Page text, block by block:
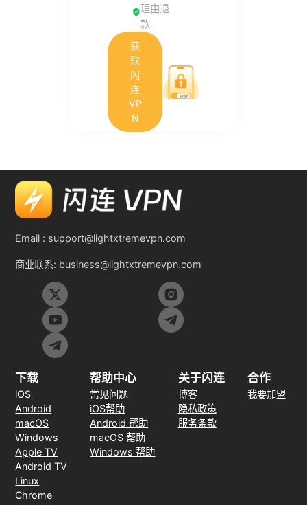
理由退
款
获
取
闪
连
VP
N
Email : support@lightxtremevpn.com
商业联系: business@lightxtremevpn.com
下载
iOS
Android
macOS
Windows
Apple TV
Android TV
Linux
Chrome
帮助中心
常见问题
iOS帮助
Android 帮助
macOS 帮助
Windows 帮助
关于闪连
博客
隐私政策
服务条款
合作
我要加盟